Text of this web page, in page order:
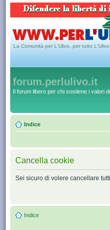
La Comunità per L'Ulivo, per tutto
forum.perlulivo.it
Il forum libero per chi sostiene i valori
Indice
Cancella cookie
Sei sicuro di volere cancellare
Indice